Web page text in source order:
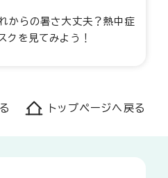
からの暑さ大丈夫？熱中症
クを見てみよう！
トップページへ戻る